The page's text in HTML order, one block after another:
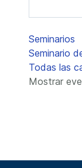
Lista de
Seminarios
Seminario
Todas las
Mostrar